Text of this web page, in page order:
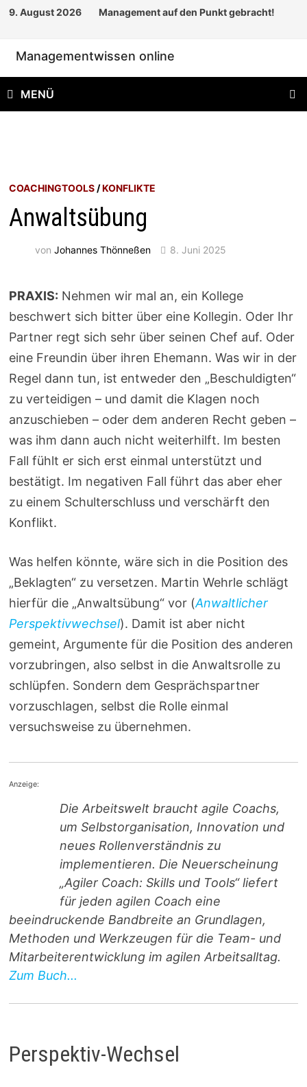
Zum
9. August 2026 Management auf den Punkt gebracht!
Managementwissen online
MENÜ
COACHINGTOOLS /KONFLIKTE
Anwaltsübung
vonJohannes Thönneßen 8. Juni 2025
PRAXIS: Nehmen wir mal an, ein Kollege
beschwert sich bitter über eine Kollegin. Oder Ihr
Partner regt sich sehr über seinen Chef auf. Oder
eine Freundin über ihren Ehemann. Was wir in der
Regel dann tun, ist entweder den „Beschuldigten“
zu verteidigen – und damit die Klagen noch
anzuschieben – oder dem anderen Recht geben –
was ihm dann auch nicht weiterhilft. Im besten
Fall fühlt er sich erst einmal unterstützt und
bestätigt. Im negativen Fall führt das aber eher
zu einem Schulterschluss und verschärft den
Konflikt.
Was helfen könnte, wäre sich in die Position des
„Beklagten“ zu versetzen. Martin Wehrle schlägt
hierfür die „Anwaltsübung“ vor (Anwaltlicher
Perspektivwechsel). Damit ist aber nicht
gemeint, Argumente für die Position des anderen
vorzubringen, also selbst in die Anwaltsrolle zu
schlüpfen. Sondern dem Gesprächspartner
vorzuschlagen, selbst die Rolle einmal
versuchsweise zu übernehmen.
Anzeige:
Die Arbeitswelt braucht agile Coachs,
um Selbstorganisation, Innovation und
neues Rollenverständnis zu
implementieren. Die Neuerscheinung
„Agiler Coach: Skills und Tools“ liefert
für jeden agilen Coach eine
beeindruckende Bandbreite an Grundlagen,
Methoden und Werkzeugen für die Team- und
Mitarbeiterentwicklung im agilen Arbeitsalltag.
Zum Buch...
Perspektiv-Wechsel